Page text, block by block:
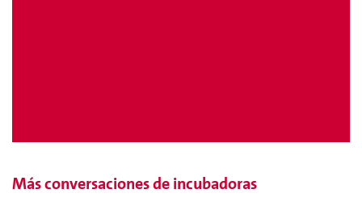
Más conversaciones de incubadoras